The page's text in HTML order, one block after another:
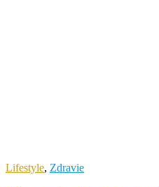
Lifestyle, Zdravie